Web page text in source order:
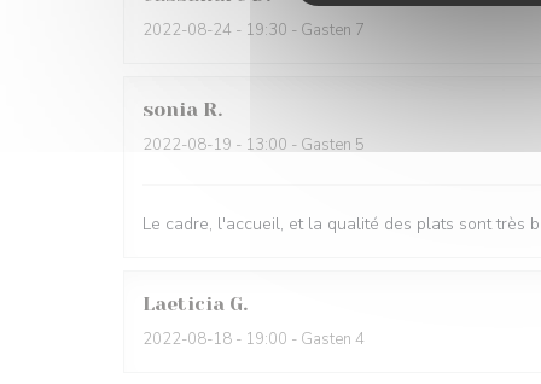
2022-08-24 - 19:30 - Gasten 7
sonia R
2022-08-19 - 13:00 - Gasten 5
Le cadre, l'accueil, et la qualité des plats sont très
Laeticia G
2022-08-18 - 19:00 - Gasten 4